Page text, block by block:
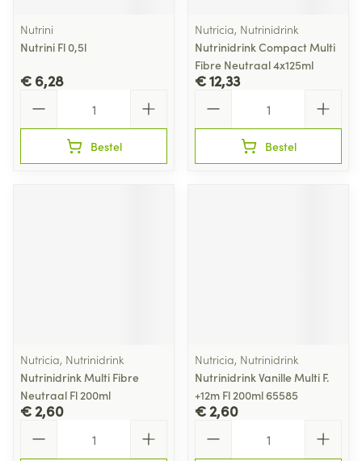
Nutrini
Nutrini Fl 0,5l
€ 6,28
Bestel
Nutricia, Nutrinidrink
Nutrinidrink Compact Multi
Fibre Neutraal 4x125ml
€ 12,33
Bestel
Nutricia, Nutrinidrink
Nutrinidrink Multi Fibre
Neutraal Fl 200ml
€ 2,60
Nutricia, Nutrinidrink
Nutrinidrink Vanille Multi F.
+12m Fl 200ml 65585
€ 2,60